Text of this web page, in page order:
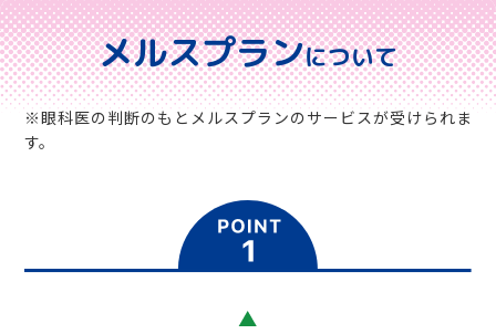
メルスプランについて
※眼科医の判断のもとメルスプランのサービスが受けられま
す。